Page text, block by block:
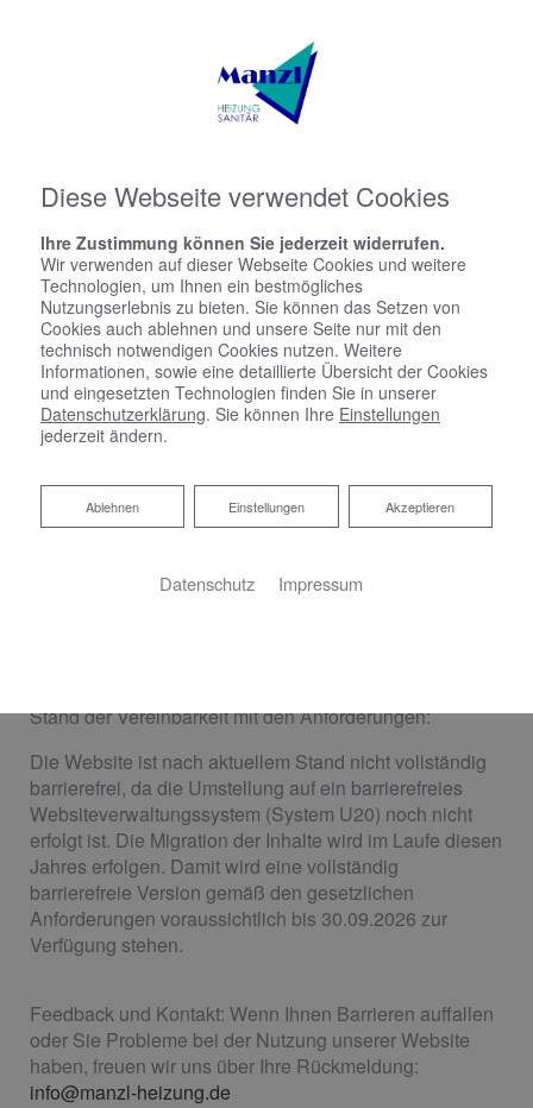
Barrierefreiheitserklärun
g
Einklang mit dem Barrierefreiheitsstärkungsgesetz
(BFSG) sowie der EU-Norm EN 301 549 barrierefrei
Stand der Vereinbarkeit mit den Anforderungen:
Die Website ist nach aktuellem Stand nicht vollständig
barrierefrei, da die Umstellung auf ein barrierefreies
Websiteverwaltungssystem (System U20) noch nicht
erfolgt ist. Die Migration der Inhalte wird im Laufe diesen
Jahres erfolgen. Damit wird eine vollständig
barrierefreie Version gemäß den gesetzlichen
Anforderungen voraussichtlich bis 30.09.2026 zur
Verfügung stehen.
Feedback und Kontakt: Wenn Ihnen Barrieren auffallen
oder Sie Probleme bei der Nutzung unserer Website
haben, freuen wir uns über Ihre Rückmeldung:
info@manzl-heizung.de
Diese Webseite verwendet Cookies
Ihre Zustimmung können Sie jederzeit widerrufen.
Wir verwenden auf dieser Webseite Cookies und weitere
Technologien, um Ihnen ein bestmögliches
Nutzungserlebnis zu bieten. Sie können das Setzen von
Cookies auch ablehnen und unsere Seite nur mit den
technisch notwendigen Cookies nutzen. Weitere
Informationen, sowie eine detaillierte Übersicht der Cookies
und eingesetzten Technologien finden Sie in unserer
Datenschutzerklärung. Sie können Ihre Einstellungen
jederzeit ändern.
Akzeptieren
Einstellungen
Ablehnen
Ablehnen
Datenschutz Impressum